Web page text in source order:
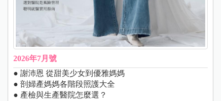
2026年7月號
● 謝沛恩 從甜美少女到優雅媽媽
● 剖婦產媽媽各階段照護大全
● 產檢與生產醫院怎麼選？